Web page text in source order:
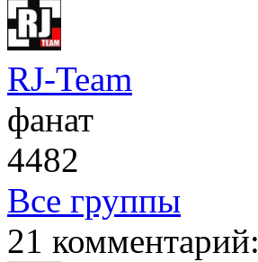
RJ-Team
фанат
4482
Все группы
21 комментарий: